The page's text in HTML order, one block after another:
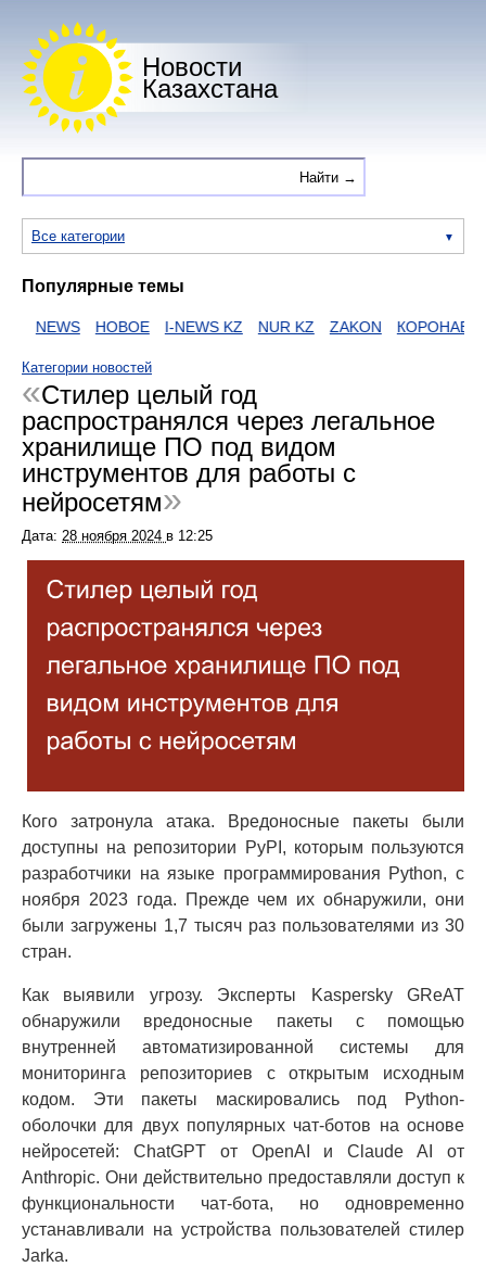
Новости
Казахстана
Все категории
Популярные темы
NEWS НОВОЕ I-NEWS KZ NUR KZ ZAKON
Категории новостей
Стилер целый год
распространялся через легальное
хранилище ПО под видом
инструментов для работы с
нейросетям
Дата: 28 ноября 2024 в 12:25
Кого затронула атака. Вредоносные пакеты были
доступны на репозитории PyPI, которым пользуются
разработчики на языке программирования Python, с
ноября 2023 года. Прежде чем их обнаружили, они
были загружены 1,7 тысяч раз пользователями из 30
стран.
Как выявили угрозу. Эксперты Kaspersky GReAT
обнаружили вредоносные пакеты с помощью
внутренней автоматизированной системы для
мониторинга репозиториев с открытым исходным
кодом. Эти пакеты маскировались под Python-
оболочки для двух популярных чат-ботов на основе
нейросетей: ChatGPT от OpenAI и Claude AI от
Anthropic. Они действительно предоставляли доступ к
функциональности чат-бота, но одновременно
устанавливали на устройства пользователей стилер
Jarka.